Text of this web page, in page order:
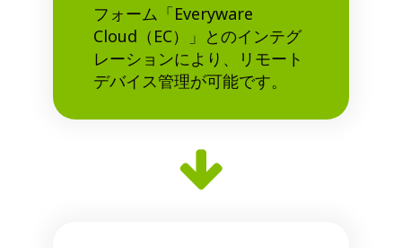
フォーム「Everyware
Cloud（EC）」とのインテグ
レーションにより、リモート
デバイス管理が可能です。